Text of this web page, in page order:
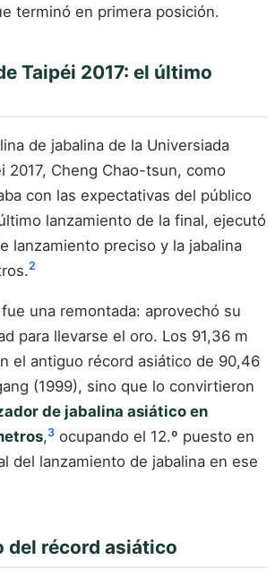
terminó en primera posición.
Taipéi 2017: el último
de jabalina de la Universiada
2017, Cheng Chao-tsun, como
con las expectativas del público
lanzamiento de la final, ejecutó
lanzamiento preciso y la jabalina
2
una remontada: aprovechó su
para llevarse el oro. Los 91,36 m
el antiguo récord asiático de 90,46
(1999), sino que lo convirtieron
de jabalina asiático en
,3 ocupando el 12.º puesto en
del lanzamiento de jabalina en ese
del récord asiático